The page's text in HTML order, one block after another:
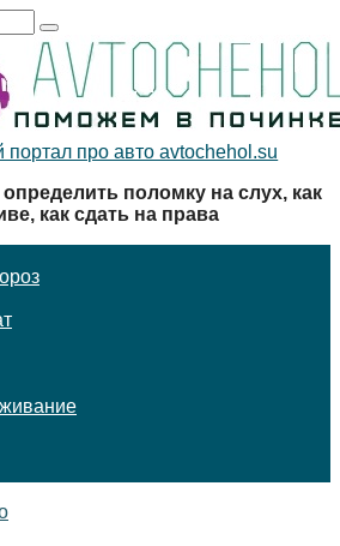
про авто avtochehol.su
поломку на слух, как
как сдать на права